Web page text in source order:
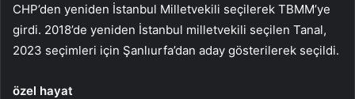
CHP’den yeniden İstanbul Milletvekili seçilerek TBMM’ye
girdi. 2018’de yeniden İstanbul milletvekili seçilen Tanal,
2023 seçimleri için Şanlıurfa’dan aday gösterilerek seçildi.
özel hayat